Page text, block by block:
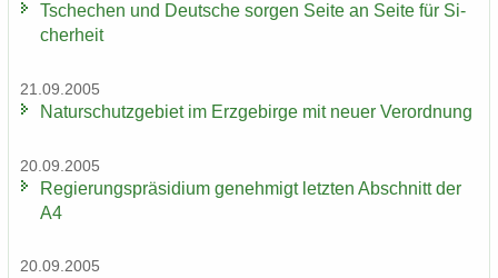
Tsche­chen und Deut­sche sor­gen Seite an Seite für Si­
cher­heit
21.09.2005
Na­tur­schutz­ge­biet im Erz­ge­bir­ge mit neuer Ver­ord­nung
20.09.2005
Re­gie­rungs­prä­si­di­um ge­neh­migt letz­ten Ab­schnitt der
A4
20.09.2005